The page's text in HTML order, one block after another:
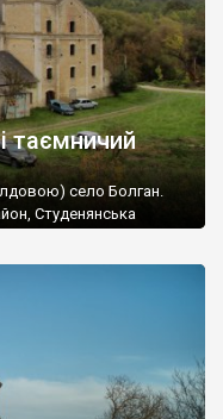
таємничий
село Болган.
Студенянська
Всі епітафії, які
– цвинтар
У 1924-1940